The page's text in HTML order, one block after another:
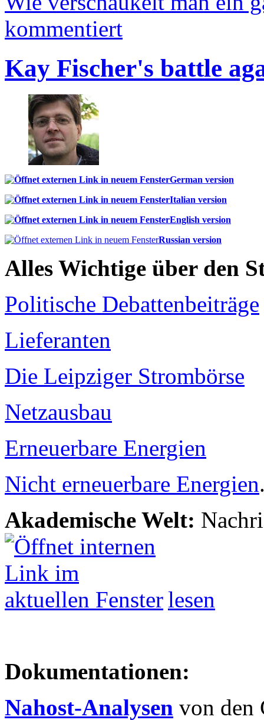
kommentiert
Kay Fischer's battle
German version
Italian version
English version
Russian version
Alles Wichtige über den
Politische Debattenbeiträge
Lieferanten
Die Leipziger Strombörse
Netzausbau
Erneuerbare Energien
Nicht erneuerbare Energien
Akademische Welt:
lesen
Dokumentationen:
Nahost-Analysen von den